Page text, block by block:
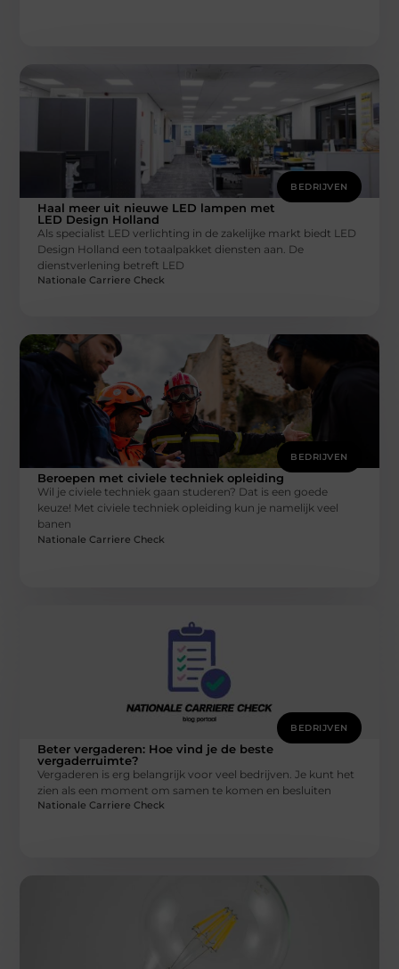
BEDRIJVEN
Haal meer uit nieuwe LED lampen met
LED Design Holland
Als specialist LED verlichting in de zakelijke markt biedt LED
Design Holland een totaalpakket diensten aan. De
dienstverlening betreft LED
Nationale Carriere Check
BEDRIJVEN
Beroepen met civiele techniek opleiding
Wil je civiele techniek gaan studeren? Dat is een goede
keuze! Met civiele techniek opleiding kun je namelijk veel
banen
Nationale Carriere Check
BEDRIJVEN
Beter vergaderen: Hoe vind je de beste
vergaderruimte?
Vergaderen is erg belangrijk voor veel bedrijven. Je kunt het
zien als een moment om samen te komen en besluiten
Nationale Carriere Check